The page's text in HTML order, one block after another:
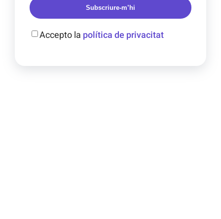
Subscriure-m’hi
Accepto la política de privacitat